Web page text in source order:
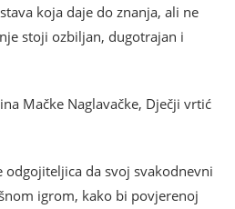
koja daje do znanja, ali ne
stoji ozbiljan, dugotrajan i
Mačke Naglavačke, Dječji vrtić
odgojiteljica da svoj svakodnevni
igrom, kako bi povjerenoj